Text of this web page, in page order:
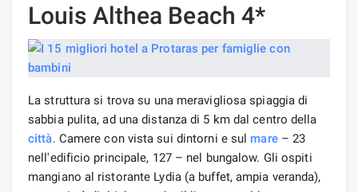
Louis Althea Beach 4*
La struttura si trova su una meravigliosa spiaggia di
sabbia pulita, ad una distanza di 5 km dal centro della
città. Camere con vista sui dintorni e sul mare– 23
nell'edificio principale, 127 – nel bungalow. Gli ospiti
mangiano al ristorante Lydia (a buffet, ampia veranda),